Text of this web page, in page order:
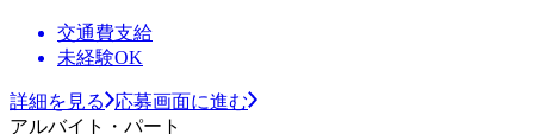
交通費支給
未経験OK
詳細を見る
応募画面に進む
アルバイト・パート